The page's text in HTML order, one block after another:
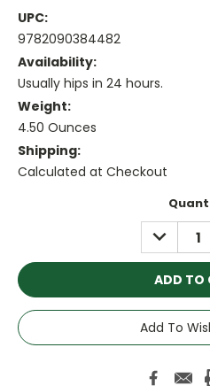
UPC:
9782090384482
Availability:
Usually hips in 24 hours.
Weight:
4.50 Ounces
Shipping:
Calculated at Checkout
DECREASE
QUANTITY:
Add To